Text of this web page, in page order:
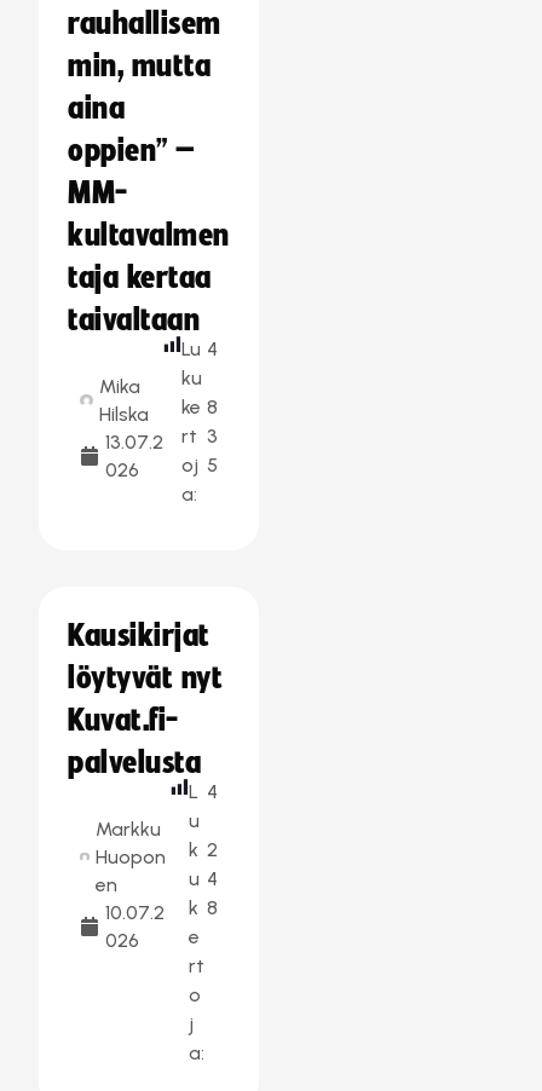
rauhallisem
min, mutta
aina
oppien” –
MM-
kultavalmen
taja kertaa
taivaltaan
Mika
Hilska
13.07.2
026
Lu
ku
ke
rt
oj
a:
4
8
3
5
Kausikirjat
löytyvät nyt
Kuvat.fi-
palvelusta
Markku
Huopon
en
10.07.2
026
L
u
k
u
k
e
rt
o
j
a:
4
2
4
8